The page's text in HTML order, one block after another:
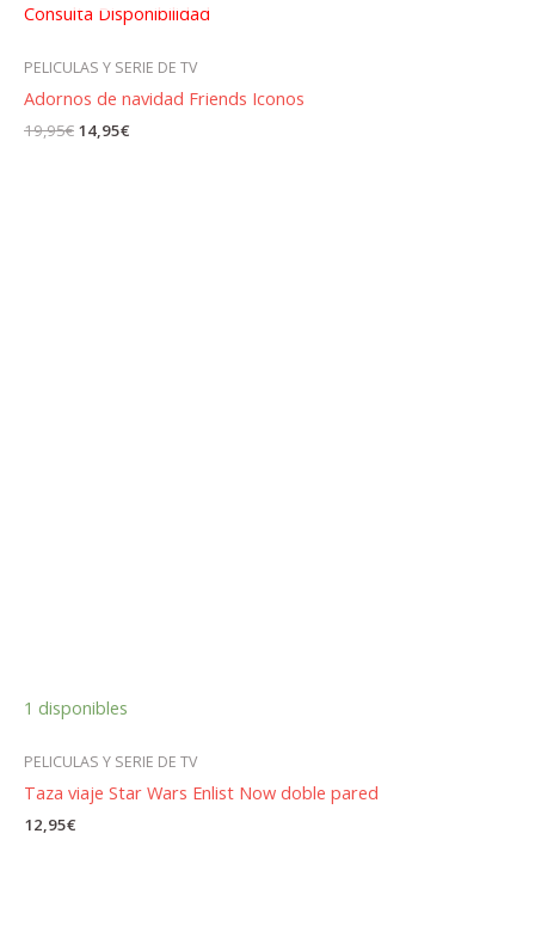
Consulta Disponibilidad
PELICULAS Y SERIE DE TV
Adornos de navidad Friends Iconos
19,95€ El
14,95€
1 disponibles
PELICULAS Y SERIE DE TV
Taza viaje Star Wars Enlist Now doble pared
12,95€